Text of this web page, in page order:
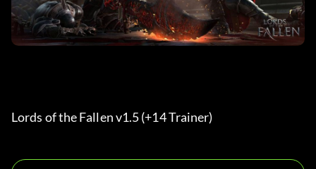
Lords of the Fallen v1.5 (+14 Trainer)